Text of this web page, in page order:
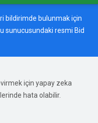
bildirimde bulunmak için
sunucusundaki resmi Bid
için yapay zeka
hata olabilir.